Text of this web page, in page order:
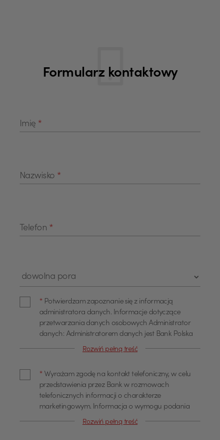
Formularz kontaktowy
Imię *
Nazwisko *
Telefon *
* Potwierdzam zapoznanie się z informacją
administratora danych. Informacje dotyczące
przetwarzania danych osobowych Administrator
danych: Administratorem danych jest Bank Polska
Kasa Opieki Spółka Akcyjna z siedzibą w Warszawie,
skontaktować poprzez adres email
info@pekao.com.pl, telefonicznie pod numerem 519
222 222 lub pisemnie: Bank Pekao SA - Centrala, ul.
Żubra 1, 01-066 Warszawa. U administratora
danych osobowych wyznaczony jest Inspektor
Rozwiń pełną treść
* Wyrażam zgodę na kontakt telefoniczny, w celu
przedstawienia przez Bank w rozmowach
telefonicznych informacji o charakterze
marketingowym. Informacja o wymogu podania
danych Podanie danych osobowych dla celów
Rozwiń pełną treść